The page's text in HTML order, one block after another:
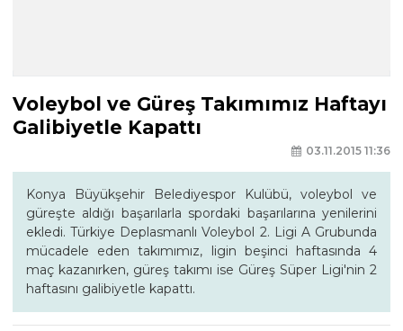
Voleybol ve Güreş Takımımız Haftayı
Galibiyetle Kapattı
03.11.2015 11:36
Konya Büyükşehir Belediyespor Kulübü, voleybol ve
güreşte aldığı başarılarla spordaki başarılarına yenilerini
ekledi. Türkiye Deplasmanlı Voleybol 2. Ligi A Grubunda
mücadele eden takımımız, ligin beşinci haftasında 4
maç kazanırken, güreş takımı ise Güreş Süper Ligi'nin 2
haftasını galibiyetle kapattı.